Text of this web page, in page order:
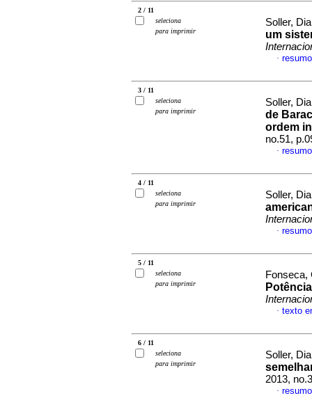
2 / 11
seleciona
para imprimir
Soller,
um
·
3 / 11
seleciona
para imprimir
Soller,
de
ordem
no.51,
·
4 / 11
seleciona
para imprimir
Soller,
·
5 / 11
seleciona
para imprimir
Fonseca,
· texto
6 / 11
seleciona
para imprimir
Soller,
2013,
·